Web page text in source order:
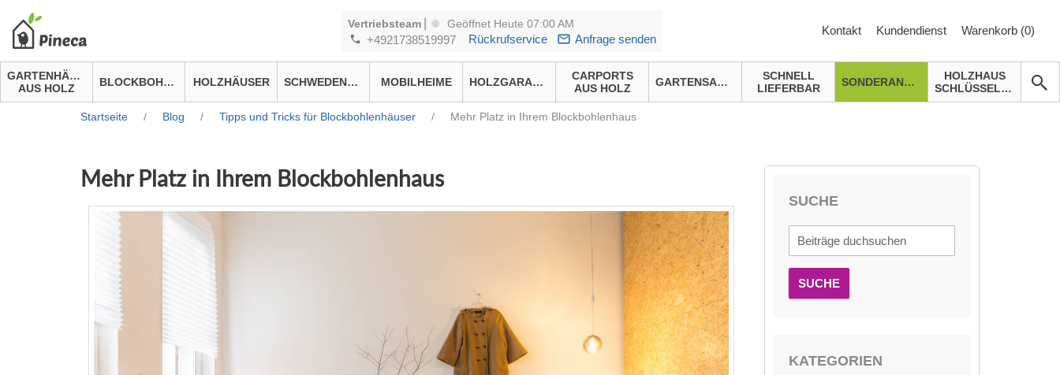
Vertriebsteam Geöffnet Heute 07:00 AM
+4921738519997 Rückrufservice Anfrage senden
Kontakt Kundendienst Warenkorb (0)
GARTENHÄUSER
AUS HOLZ
BLOCKBOHLENHÄUSER HOLZHÄUSER SCHWEDENHÄUSER MOBILHEIME HOLZGARAGEN
CARPORTS
AUS HOLZ
GARTENSAUNA
SCHNELL
LIEFERBAR
SONDERANGEBOTE
HOLZHAUS
SCHLÜSSELFERTIG
Startseite / Blog / Tipps und Tricks für Blockbohlenhäuser / Mehr Platz in Ihrem Blockbohlenhaus
Mehr Platz in Ihrem Blockbohlenhaus
SUCHE
SUCHE
KATEGORIEN